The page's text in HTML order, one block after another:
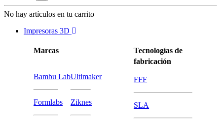
No hay artículos en tu carrito
Impresoras 3D
Marcas
Bambu Lab
Formlabs
Ultimaker
Ziknes
Tecnologías de
fabricación
FFF
SLA